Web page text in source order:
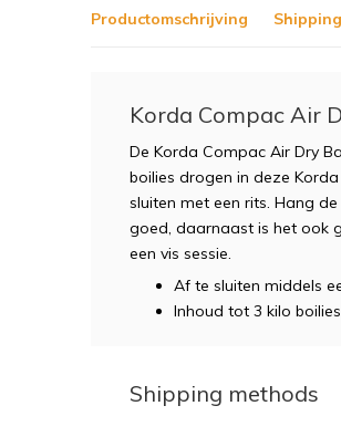
Productomschrijving
Korda Compac Air
De Korda Compac Air Dry
boilies drogen in deze
sluiten met een rits. Hang
goed, daarnaast is het ook
een vis sessie.
Af te sluiten middels
Inhoud tot 3 kilo boilies
Shipping methods